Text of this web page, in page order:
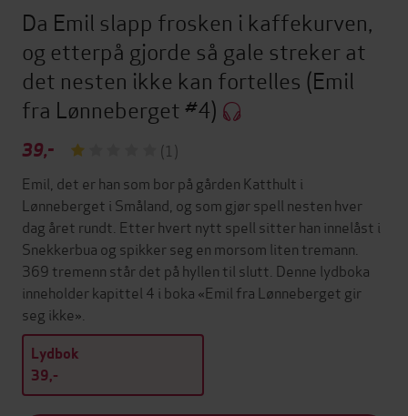
Da Emil slapp frosken i kaffekurven,
og etterpå gjorde så gale streker at
det nesten ikke kan fortelles (Emil
fra Lønneberget #4)
39,-
(1)
Emil, det er han som bor på gården Katthult i
Lønneberget i Småland, og som gjør spell nesten hver
dag året rundt. Etter hvert nytt spell sitter han innelåst i
Snekkerbua og spikker seg en morsom liten tremann.
369 tremenn står det på hyllen til slutt. Denne lydboka
inneholder kapittel 4 i boka «Emil fra Lønneberget gir
seg ikke».
Lydbok
39,-